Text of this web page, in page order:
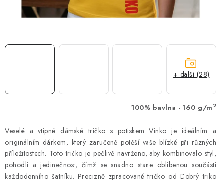
O nás Časté otázky
Doprava a platba
Obchodní podmínky
100% bavlna - 160 g/m 2
Veselé a vtipné dámské tričko s potiskem Vínko je ideálním a
originálním dárkem, který zaručeně potěší vaše blízké při různých
příležitostech. Toto tričko je pečlivě navrženo, aby kombinovalo styl,
pohodlí a jedinečnost, čímž se snadno stane oblíbenou součástí
každodenního šatníku. Precizně zpracované tričko od Dobrý triko
+ další (28)